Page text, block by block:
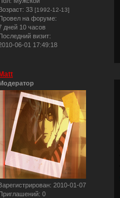
33 [1992-12-13]
на форуме:
дней 10 часов
визит:
06-01 17:49:18
: 2010-01-07
0